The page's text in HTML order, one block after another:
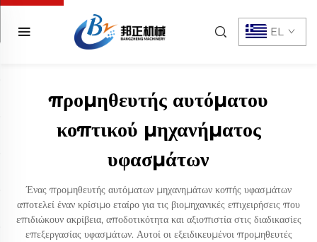
EL
προμηθευτής αυτόματου
κοπτικού μηχανήματος
υφασμάτων
Ένας προμηθευτής αυτόματων μηχανημάτων κοπής υφασμάτων
αποτελεί έναν κρίσιμο εταίρο για τις βιομηχανικές επιχειρήσεις που
επιδιώκουν ακρίβεια, αποδοτικότητα και αξιοπιστία στις διαδικασίες
επεξεργασίας υφασμάτων. Αυτοί οι εξειδικευμένοι προμηθευτές